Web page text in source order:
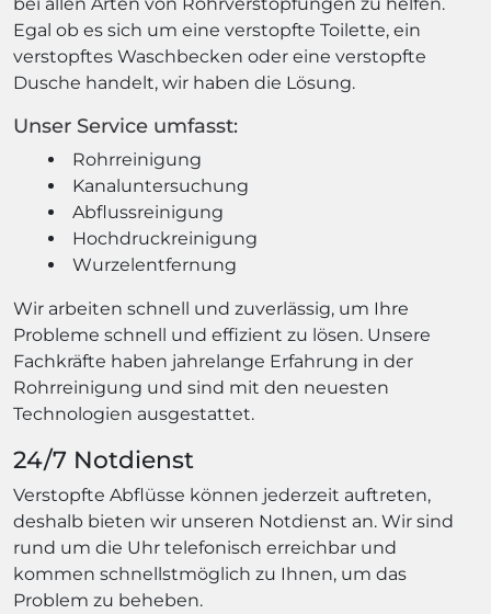
Egal ob es sich um eine verstopfte Toilette, ein
verstopftes Waschbecken oder eine verstopfte
Dusche handelt, wir haben die Lösung.
Unser Service umfasst:
Rohrreinigung
Kanaluntersuchung
Abflussreinigung
Hochdruckreinigung
Wurzelentfernung
Wir arbeiten schnell und zuverlässig, um Ihre
Probleme schnell und effizient zu lösen. Unsere
Fachkräfte haben jahrelange Erfahrung in der
Rohrreinigung und sind mit den neuesten
Technologien ausgestattet.
24/7 Notdienst
Verstopfte Abflüsse können jederzeit auftreten,
deshalb bieten wir unseren Notdienst an. Wir sind
rund um die Uhr telefonisch erreichbar und
kommen schnellstmöglich zu Ihnen, um das
Problem zu beheben.